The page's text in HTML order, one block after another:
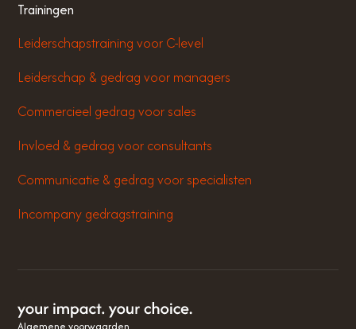
Trainingen
Leiderschapstraining voor C-level
Leiderschap & gedrag voor managers
Commercieel gedrag voor sales
Invloed & gedrag voor consultants
Communicatie & gedrag voor specialisten
Incompany gedragstraining